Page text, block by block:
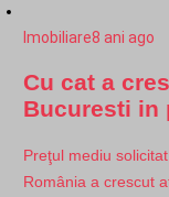
Imobiliare8 ani ago
Cu cat a
Bucuresti in
Preţul mediu
România a crescut